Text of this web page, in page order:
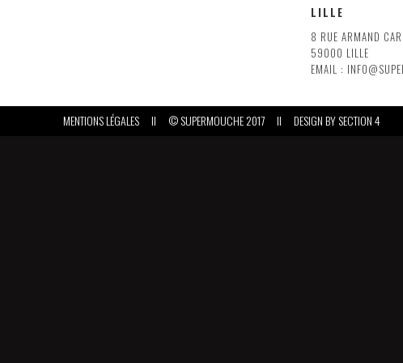
LILLE
8 RUE ARMAND
59000 LILLE
EMAIL :
MENTIONS LÉGALES II © SUPERMOUCHE 2017 II DESIGN BYSECTION 4